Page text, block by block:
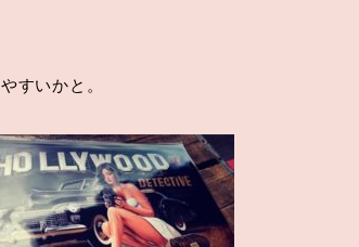
すいかと。